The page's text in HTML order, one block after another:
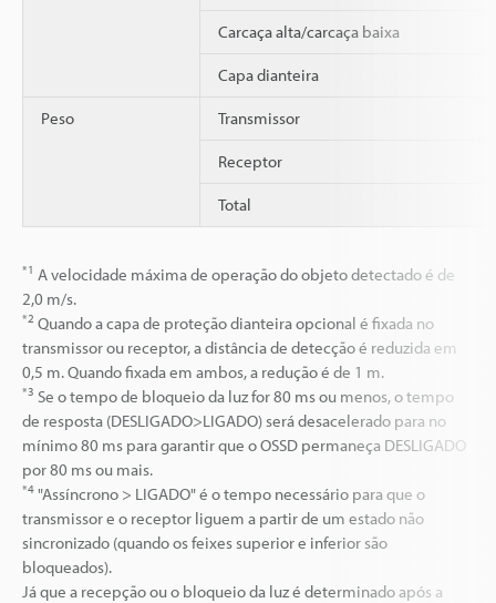
Carcaça alta/carcaça baixa
Capa dianteira
Peso Transmissor
Receptor
Total
*1 A velocidade máxima de operação do objeto detectado é de
2,0 m/s.
*2 Quando a capa de proteção dianteira opcional é fixada no
transmissor ou receptor, a distância de detecção é reduzida em
0,5 m. Quando fixada em ambos, a redução é de 1 m.
*3 Se o tempo de bloqueio da luz for 80 ms ou menos, o tempo
de resposta (DESLIGADO>LIGADO) será desacelerado para no
mínimo 80 ms para garantir que o OSSD permaneça DESLIGADO
por 80 ms ou mais.
*4 "Assíncrono > LIGADO" é o tempo necessário para que o
transmissor e o receptor liguem a partir de um estado não
sincronizado (quando os feixes superior e inferior são
bloqueados).
Já que a recepção ou o bloqueio da luz é determinado após a